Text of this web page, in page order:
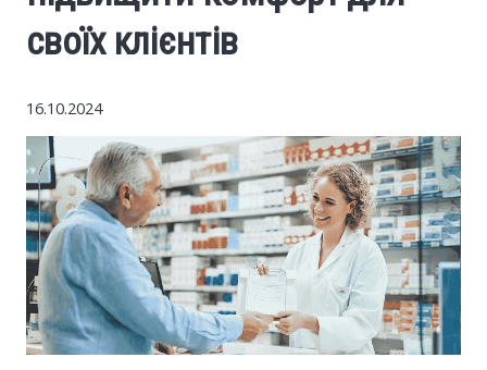
Auto
Society
Style
Tourism
своїх клієнтів
16.10.2024